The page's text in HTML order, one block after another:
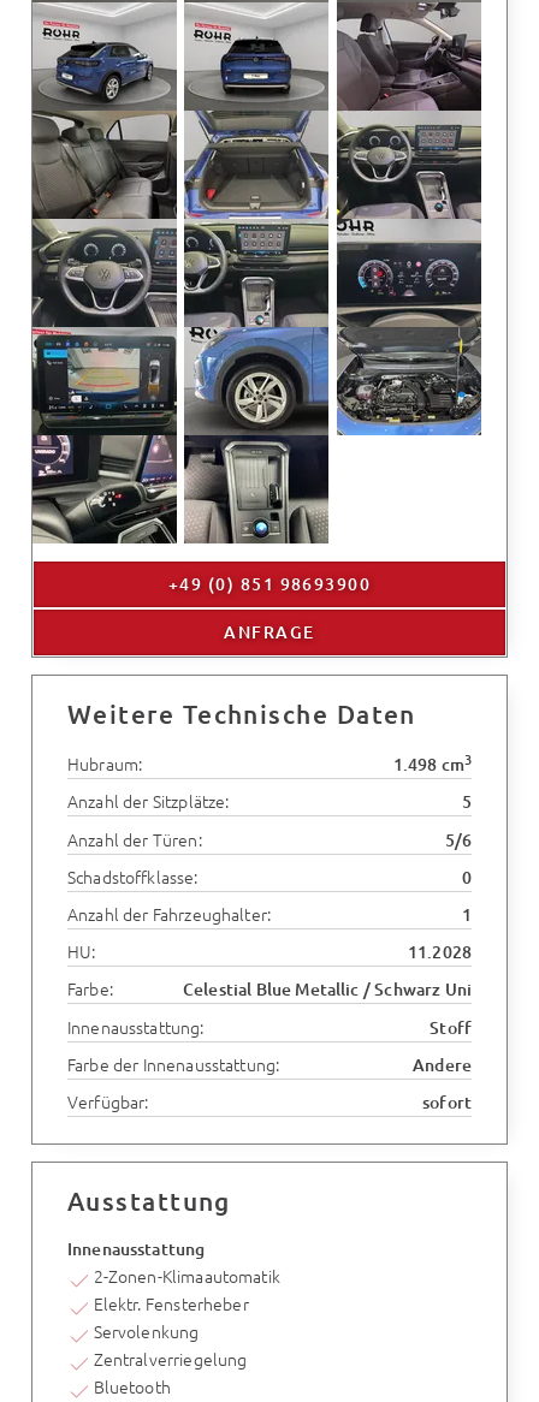
+49 (0) 851 98693900
ANFRAGE
Weitere Technische Daten
Hubraum: 1.498 cm3
Anzahl der Sitzplätze: 5
Anzahl der Türen: 5/6
Schadstoffklasse: 0
Anzahl der Fahrzeughalter: 1
HU: 11.2028
Farbe: Celestial Blue Metallic / Schwarz Uni
Innenausstattung: Stoff
Farbe der Innenausstattung: Andere
Verfügbar: sofort
Ausstattung
Innenausstattung
2-Zonen-Klimaautomatik
Elektr. Fensterheber
Servolenkung
Zentralverriegelung
Bluetooth